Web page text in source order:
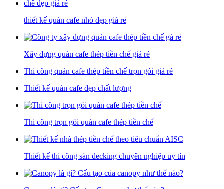
thiết kế quán cafe nhỏ đẹp giá rẻ
Xây dựng quán cafe thép tiền chế giá rẻ
Thi công quán cafe thép tiền chế trọn gói giá rẻ
Thiết kế quán cafe đẹp chất lượng
Thi công trọn gói quán cafe thép tiền chế
Thiết kế thi công sàn decking chuyên nghiệp uy tín